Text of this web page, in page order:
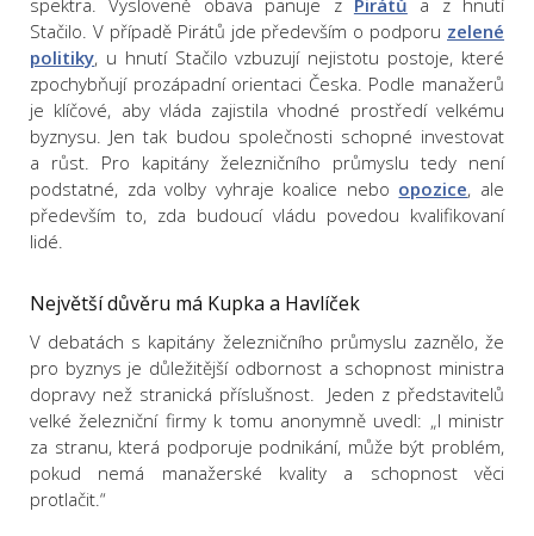
spektra. Vysloveně obava panuje z Pirátů a z hnutí
Stačilo. V případě Pirátů jde především o podporu zelené
politiky, u hnutí Stačilo vzbuzují nejistotu postoje, které
zpochybňují prozápadní orientaci Česka. Podle manažerů
je klíčové, aby vláda zajistila vhodné prostředí velkému
byznysu. Jen tak budou společnosti schopné investovat
a růst. Pro kapitány železničního průmyslu tedy není
podstatné, zda volby vyhraje koalice nebo opozice, ale
především to, zda budoucí vládu povedou kvalifikovaní
lidé.
Největší důvěru má Kupka a Havlíček
V debatách s kapitány železničního průmyslu zaznělo, že
pro byznys je důležitější odbornost a schopnost ministra
dopravy než stranická příslušnost. Jeden z představitelů
velké železniční firmy k tomu anonymně uvedl: „I ministr
za stranu, která podporuje podnikání, může být problém,
pokud nemá manažerské kvality a schopnost věci
protlačit.“